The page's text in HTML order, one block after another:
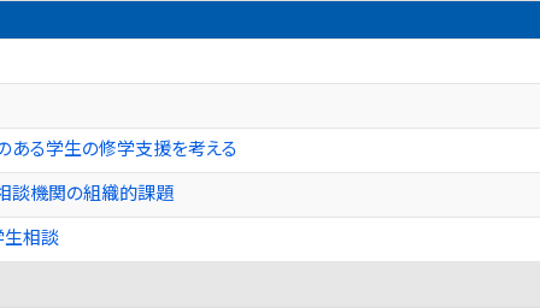
る学生の修学支援を考える
談機関の組織的課題
生相談